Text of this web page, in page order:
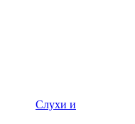
Слухи и